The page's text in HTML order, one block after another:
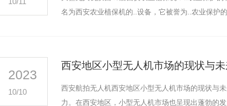
名为西安农业植保机的..设备，它被誉为..农业保护
2023
10/10
西安地区小型无人机市场的现状与
西安航拍无人机西安地区小型无人机市场的现状与
力。在西安地区，小型无人机市场也呈现出蓬勃的